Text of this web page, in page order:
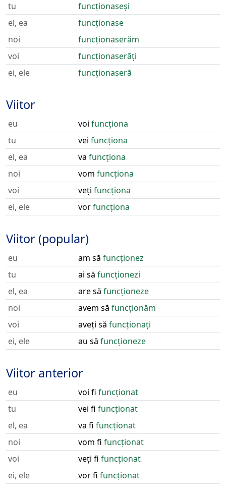
tu
funcționaseși
el, ea
funcționase
noi
funcționaserăm
voi
funcționaserăți
ei, ele
funcționaseră
Viitor
eu voi funcționa
tu
vei funcționa
el, ea
va funcționa
noi
vom funcționa
voi
veți funcționa
ei, ele
vorfuncționa
Viitor (popular)
eu am să funcționez
tu
ai să funcționezi
el, ea
are să funcționeze
noi
avem să funcționăm
voi
aveți să funcționați
ei, ele
au să funcționeze
Viitor anterior
eu voi fi funcționat
tu
vei fi funcționat
el, ea
va fi funcționat
noi
vom fi funcționat
voi
veți fi funcționat
ei, ele
vor fi funcționat